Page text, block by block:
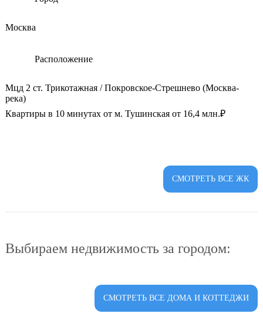
Москва
Расположение
Мцд 2 ст. Трикотажная / Покровское-Стрешнево (Москва-
река)
Квартиры в 10 минутах от м. Тушинская от 16,4 млн.₽
СМОТРЕТЬ ВСЕ ЖК
Выбираем недвижимость за городом:
СМОТРЕТЬ ВСЕ ДОМА И КОТТЕДЖИ